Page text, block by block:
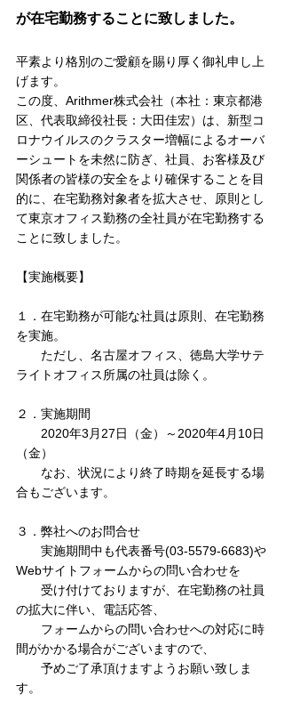
が在宅勤務することに致しました。
平素より格別のご愛顧を賜り厚く御礼申し上
げます。
この度、Arithmer株式会社（本社：東京都港
区、代表取締役社長：大田佳宏）は、新型コ
ロナウイルスのクラスター増幅によるオーバ
ーシュートを未然に防ぎ、社員、お客様及び
関係者の皆様の安全をより確保することを目
的に、在宅勤務対象者を拡大させ、原則とし
て東京オフィス勤務の全社員が在宅勤務する
ことに致しました。
【実施概要】
１．在宅勤務が可能な社員は原則、在宅勤務
を実施。
ただし、名古屋オフィス、徳島大学サテ
ライトオフィス所属の社員は除く。
２．実施期間
2020年3月27日（金）～2020年4月10日
（金）
なお、状況により終了時期を延長する場
合もございます。
３．弊社へのお問合せ
実施期間中も代表番号(03-5579-6683)や
Webサイトフォームからの問い合わせを
受け付けておりますが、在宅勤務の社員
の拡大に伴い、電話応答、
フォームからの問い合わせへの対応に時
間がかかる場合がございますので、
予めご了承頂けますようお願い致しま
す。